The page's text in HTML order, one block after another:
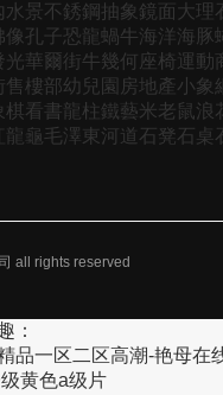
水景 不銹鋼 抽象 鏡面 大理
像孔子 恐龍蝸牛海洋 海豚
光華爾街牛幾何 座椅運動
售樓部幼兒園 房地產小象
棋看書 龍柱 鐵藝米老鼠 浪
龍龜毛澤東 河道 石凳石桌
all rights reserved
：
品一区二区高潮-艳母
黄色a级片